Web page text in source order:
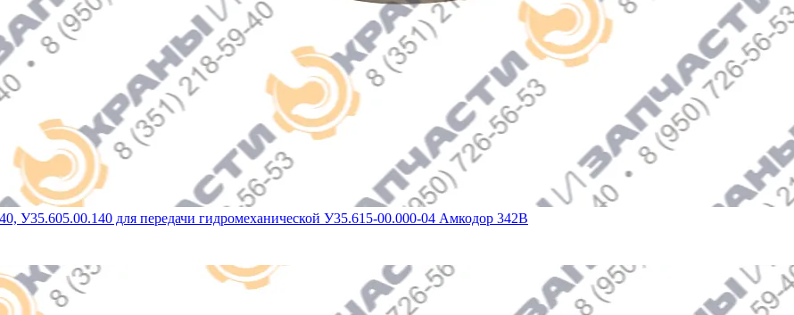
У35.605.00.140 для передачи гидромеханической У35.615-00.000-04 Амкодор 342В